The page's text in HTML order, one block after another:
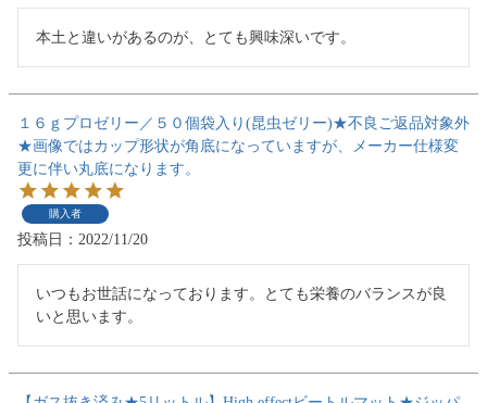
本土と違いがあるのが、とても興味深いです。
１６ｇプロゼリー／５０個袋入り(昆虫ゼリー)★不良ご返品対象外
★画像ではカップ形状が角底になっていますが、メーカー仕様変
更に伴い丸底になります。
購入者
投稿日 2022/11/20
いつもお世話になっております。とても栄養のバランスが良
いと思います。